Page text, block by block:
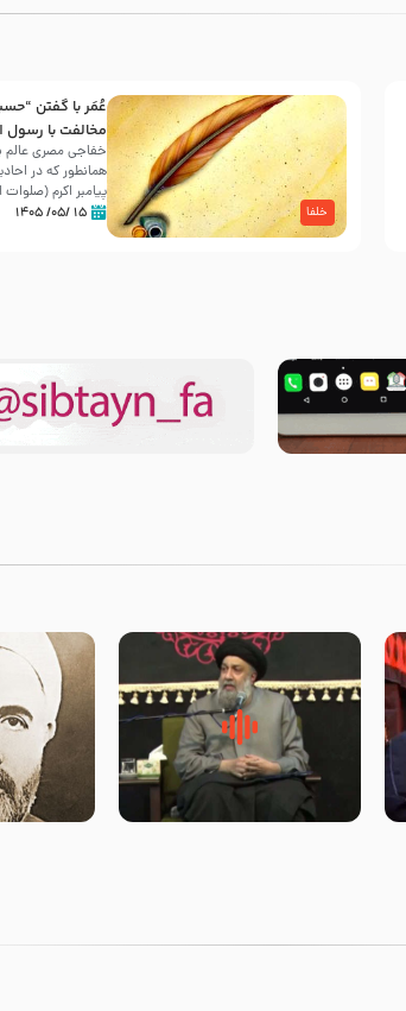
خلفا
عُمَر با گفتن
مخالفت با رسول
خفاجی مصری
همانطور که در
پیامبر اکرم (صلوات
۱۵ /۰۵/ ۱۴۰۵
لقب حضرت رقیه سلام الله علیها
به چه معناست – حجت الاسلام
روضه‌ی
اسارت